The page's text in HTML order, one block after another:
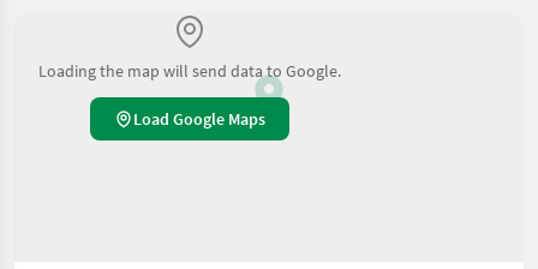
Loading the map will send data to Google.
Load Google Maps